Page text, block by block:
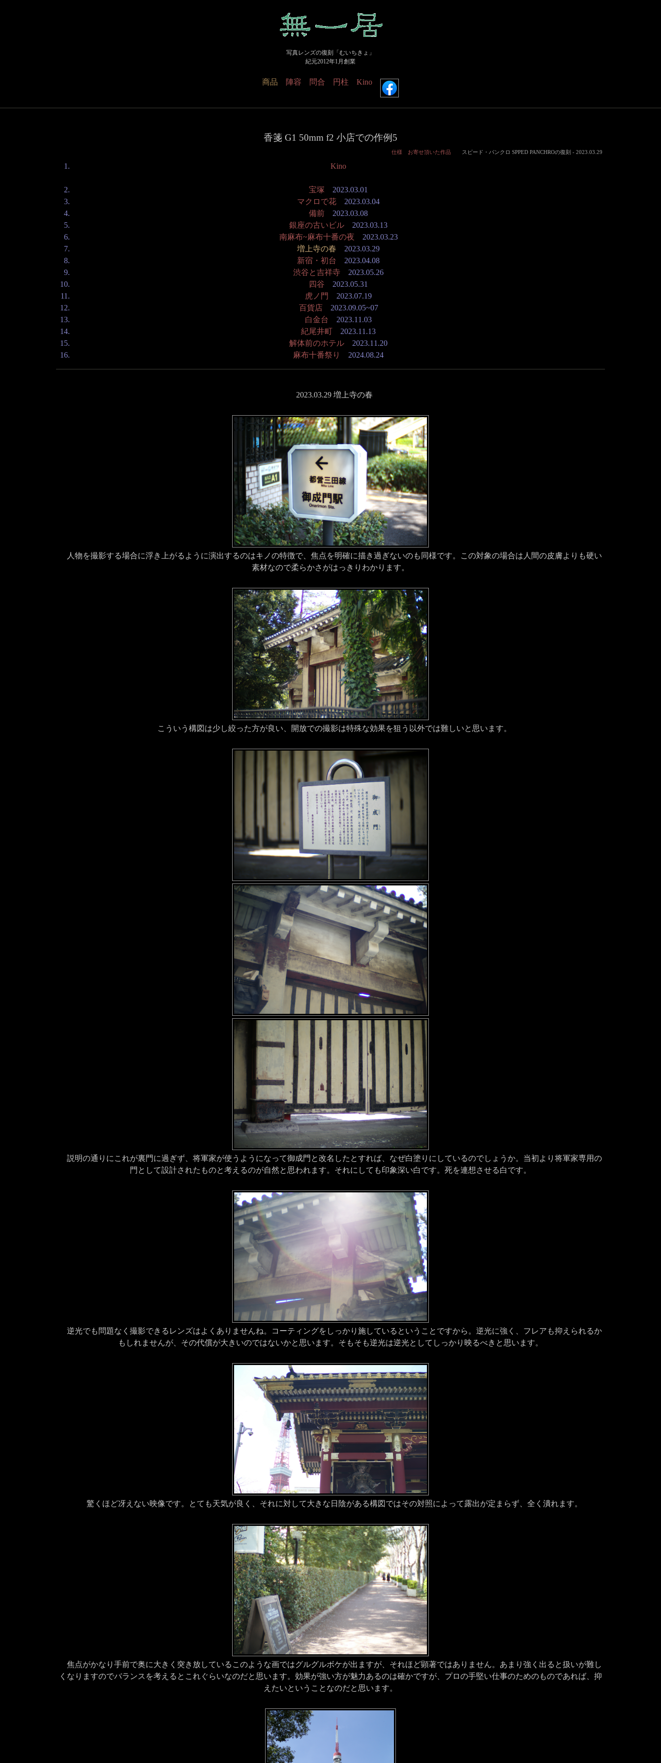
写真レンズの復刻「むいちきょ」
紀元2012年1月創業
商品 陣容 問合 円柱 Kino
香箋 G1 50mm f2 小店での作例5
仕様 お寄せ頂いた作品 スピード・パンクロ SPPED PANCHROの復刻 - 2023.03.29
Kino
宝塚 2023.03.01
マクロで花 2023.03.04
備前 2023.03.08
銀座の古いビル 2023.03.13
南麻布~麻布十番の夜 2023.03.23
増上寺の春 2023.03.29
新宿・初台
2023.04.08
渋谷と吉祥寺 2023.05.26
四谷 2023.05.31
虎ノ門
2023.07.19
百貨店2023.09.05~07
白金台
2023.11.03
紀尾井町 2023.11.13
解体前のホテル 2023.11.20
麻布十番祭り
2024.08.24
2023.03.29 増上寺の春
人物を撮影する場合に浮き上がるように演出するのはキノの特徴で、焦点を明確に描き過ぎないのも同様です。この対象の場合は人間の皮膚よりも硬い
素材なので柔らかさがはっきりわかります。
こういう構図は少し絞った方が良い、開放での撮影は特殊な効果を狙う以外では難しいと思います。
説明の通りにこれが裏門に過ぎず、将軍家が使うようになって御成門と改名したとすれば、なぜ白塗りにしているのでしょうか。当初より将軍家専用の
門として設計されたものと考えるのが自然と思われます。それにしても印象深い白です。死を連想させる白です。
逆光でも問題なく撮影できるレンズはよくありませんね。コーティングをしっかり施しているということですから。逆光に強く、フレアも抑えられるか
もしれませんが、その代償が大きいのではないかと思います。そもそも逆光は逆光としてしっかり映るべきと思います。
驚くほど冴えない映像です。とても天気が良く、それに対して大きな日陰がある構図ではその対照によって露出が定まらず、全く潰れます。
焦点がかなり手前で奥に大きく突き放しているこのような画ではグルグルボケが出ますが、それほど顕著ではありません。あまり強く出ると扱いが難し
くなりますのでバランスを考えるとこれぐらいなのだと思います。効果が強い方が魅力あるのは確かですが、プロの手堅い仕事のためのものであれば、抑
えたいということなのだと思います。